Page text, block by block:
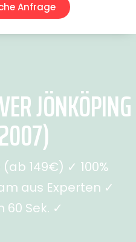
Anfrage
JÖNKÖPING
149€) ✓ 100%
aus Experten ✓
60 Sek. ✓